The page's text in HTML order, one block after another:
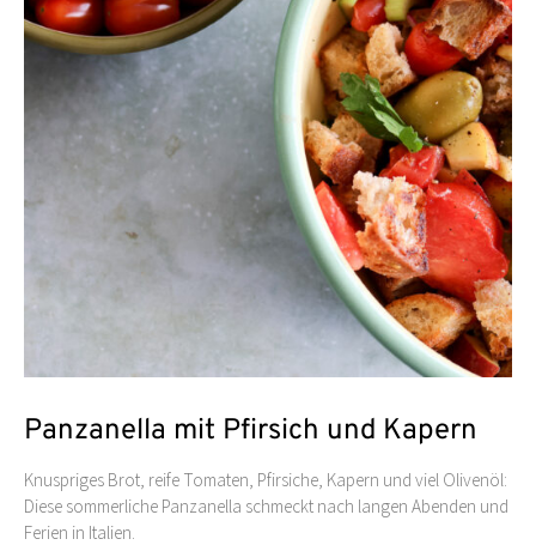
Panzanella mit Pfirsich und Kapern
Knuspriges Brot, reife Tomaten, Pfirsiche, Kapern und viel Olivenöl:
Diese sommerliche Panzanella schmeckt nach langen Abenden und
Ferien in Italien.